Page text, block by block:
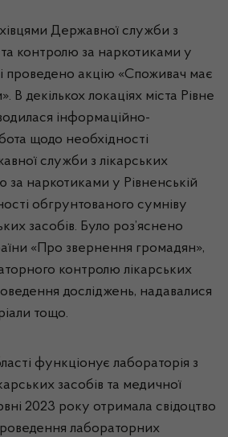
Державної служби з
та контролю за наркотиками у
проведено акцію «Споживач має
В декількох локаціях міста Рівне
інформаційно-
щодо необхідності
служби з лікарських
за наркотиками у Рівненській
обгрунтованого сумніву
засобів. Було роз’яснено
«Про звернення громадян»,
контролю лікарських
досліджень, надавалися
тощо.
функціонує лабораторія з
засобів та медичної
2023 року отримала свідоцтво
лабораторних